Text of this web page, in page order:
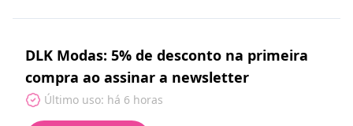
DLK Modas: 5% de desconto na primeira
compra ao assinar a newsletter
Último uso: há 6 horas